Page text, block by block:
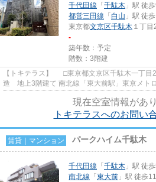
千代田線 「 千駄木 」駅 徒
都営三田線 「 白山 」駅 徒
東京都文京区千駄木 １丁目
-
築年数：予定
階数：3階建
【トキテラス】 □東京都文京区千駄木一丁目2-（14） □2025
造 地上3階建て 南北線「東大前駅」東京メトロ千代田線「千駄木駅」から徒歩8
現在空室情報があ
トキテラスへのお問い
賃貸｜マンション パークハイム千駄木
千代田線 「 千駄木 」駅 徒
南北線 「 東大前 」駅 徒歩